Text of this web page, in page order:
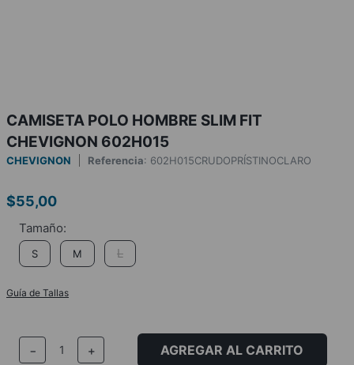
CAMISETA POLO HOMBRE SLIM FIT
CHEVIGNON 602H015
CHEVIGNON Referencia: 602H015CRUDOPRÍSTINOCLARO
$55,00
S M L
Guía de Tallas
＋
－ AGREGAR AL CARRITO